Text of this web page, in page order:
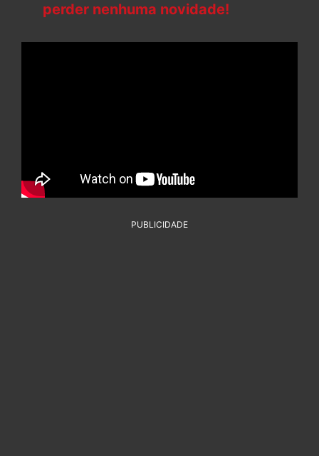
perder nenhuma novidade!
PUBLICIDADE